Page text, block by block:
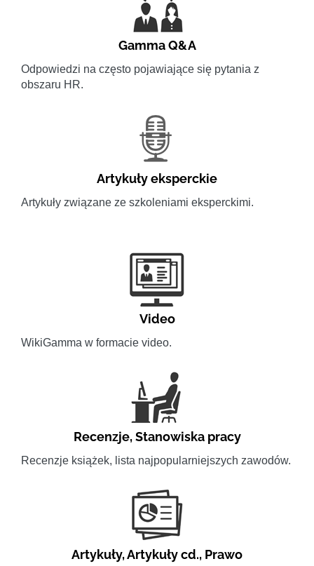
Gamma Q&A
Odpowiedzi na często pojawiające się pytania z
obszaru HR.
Artykuły eksperckie
Artykuły związane ze szkoleniami eksperckimi.
Video
WikiGamma w formacie video.
Recenzje,Stanowiska pracy
Recenzje książek, lista najpopularniejszych zawodów.
Artykuły,Artykuły cd., Prawo